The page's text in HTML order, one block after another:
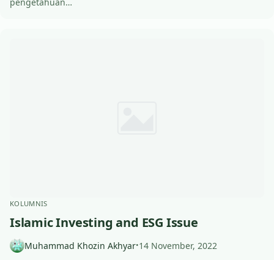
KOLUMNIS
Islamic Investing and ESG Issue
Muhammad Khozin Akhyar•14 November, 2022